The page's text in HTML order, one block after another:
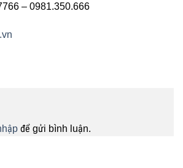
– 0981.350.666
để gửi bình luận.